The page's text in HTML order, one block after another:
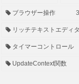
ブラウザー操作 3
リッチテキストエディ
タイマーコントロール
UpdateContext関数